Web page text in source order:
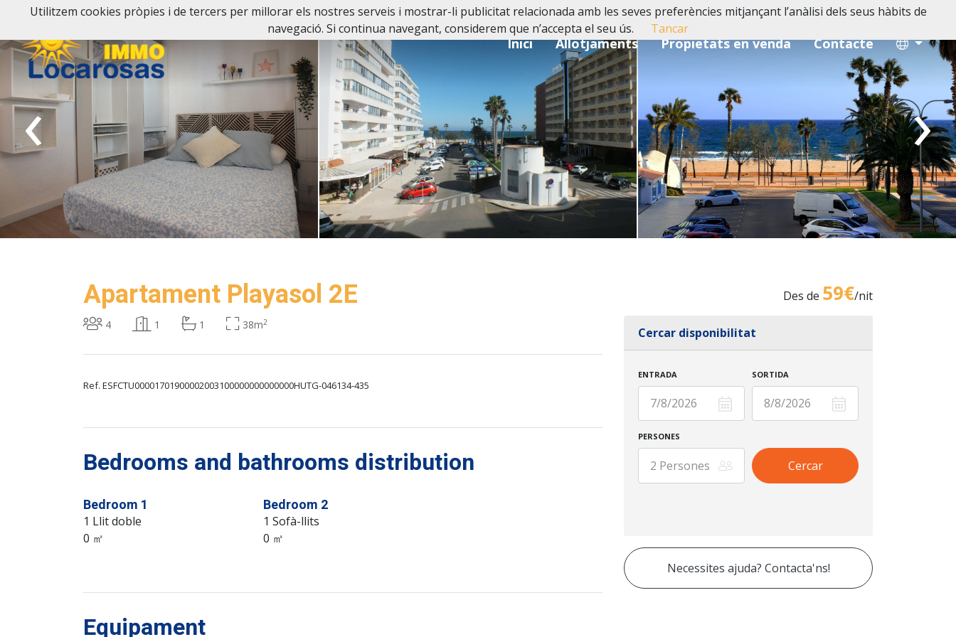
Inici Allotjaments Propietats en venda Contacte
‹ ›
Apartament Playasol 2E Des de 59€/nit
Cercar disponibilitat
ENTRADA SORTIDA
PERSONES
Necessites ajuda? Contacta'ns!
4 1 1 38m2
Ref. ESFCTU00001701900002003100000000000000HUTG-046134-435
Bedrooms and bathrooms distribution
Bedroom 1
1 Llit doble
0 ㎡
Bedroom 2
1 Sofà-llits
0 ㎡
Equipament
Utilitzem cookies pròpies i de tercers per millorar els nostres serveis i mostrar-li publicitat relacionada amb les seves preferències mitjançant l’anàlisi dels seus hàbits de
navegació. Si continua navegant, considerem que n’accepta el seu ús.
Tancar